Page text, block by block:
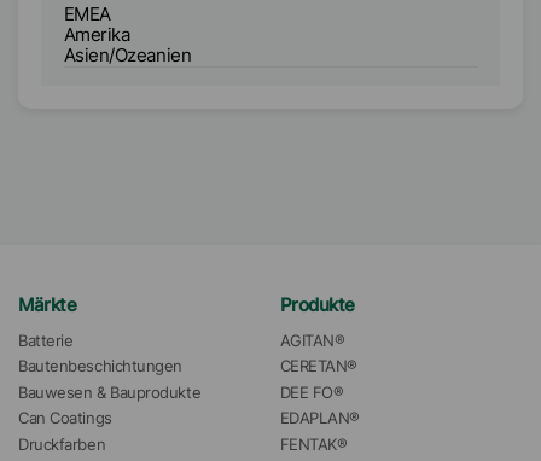
EMEA
Amerika
Asien/Ozeanien
Märkte
Batterie
Bautenbeschichtungen
Bauwesen & Bauprodukte
Can Coatings
Druckfarben
Produkte
AGITAN®
CERETAN®
DEE FO®
EDAPLAN®
FENTAK®